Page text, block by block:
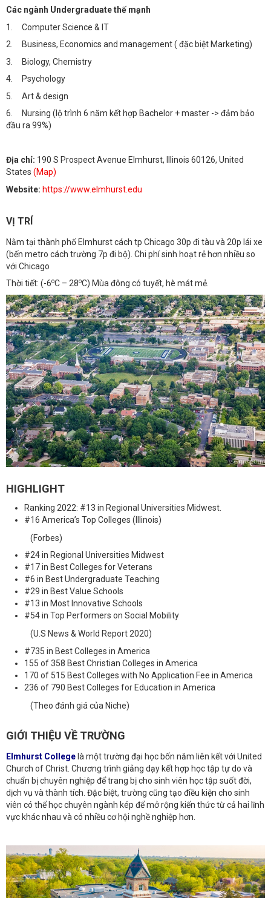
Các ngành Undergraduate thế mạnh
1. Computer Science & IT
2. Business, Economics and management ( đặc biệt Marketing)
3. Biology, Chemistry
4. Psychology
5. Art & design
6. Nursing (lộ trình 6 năm kết hợp Bachelor + master -> đảm bảo
đầu ra 99%)
Địa chỉ: 190 S Prospect Avenue Elmhurst, Illinois 60126, United
States (Map)
Website: https://www.elmhurst.edu
VỊ TRÍ
Nằm tại thành phố Elmhurst cách tp Chicago 30p đi tàu và 20p lái xe
(bến metro cách trường 7p đi bộ). Chi phí sinh hoạt rẻ hơn nhiều so
với Chicago
Thời tiết: (-6oC – 28oC) Mùa đông có tuyết, hè mát mẻ.
HIGHLIGHT
Ranking 2022: #13 in Regional Universities Midwest.
#16 America’s Top Colleges (Illinois)
(Forbes)
#24 in Regional Universities Midwest
#17 in Best Colleges for Veterans
#6 in Best Undergraduate Teaching
#29 in Best Value Schools
#13 in Most Innovative Schools
#54 in Top Performers on Social Mobility
(U.S News & World Report 2020)
#735 in Best Colleges in America
155 of 358 Best Christian Colleges in America
170 of 515 Best Colleges with No Application Fee in America
236 of 790 Best Colleges for Education in America
(Theo đánh giá của Niche)
GIỚI THIỆU VỀ TRƯỜNG
Elmhurst College là một trường đại học bốn năm liên kết với United
Church of Christ. Chương trình giảng dạy kết hợp học tập tự do và
chuẩn bị chuyên nghiệp để trang bị cho sinh viên học tập suốt đời,
dịch vụ và thành tích. Đặc biệt, trường cũng tạo điều kiện cho sinh
viên có thể học chuyên ngành kép để mở rộng kiến thức từ cả hai lĩnh
vực khác nhau và có nhiều cơ hội nghề nghiệp hơn.